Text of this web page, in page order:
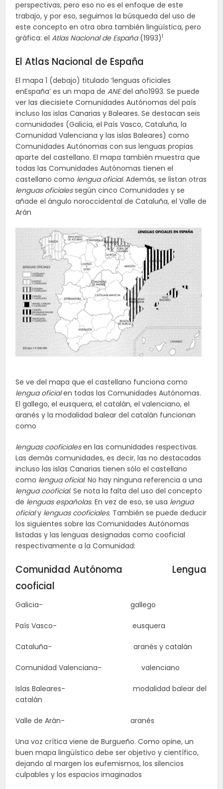
perspectivas, pero eso no es el enfoque de este
trabajo, y por eso, seguimos la búsqueda del uso de
este concepto en otra obra también lingüística, pero
gráfica: elAtlas Nacional de España(1993)1
El Atlas Nacional de España
El mapa 1 (debajo) titulado ‘lenguas oficiales
enEspaña’ es un mapa deANEdel año1993. Se puede
ver las diecisiete Comunidades Autónomas del país
incluso las islas Canarias y Baleares. Se destacan seis
comunidades (Galicia, el País Vasco, Cataluña, la
Comunidad Valenciana y las islas Baleares) como
Comunidades Autónomas con sus lenguas propias
aparte del castellano. El mapa también muestra que
todas las Comunidades Autónomas tienen el
castellano como lengua oficial. Además, se listan otras
lenguas oficialessegún cinco Comunidades y se
añade el ángulo noroccidental de Cataluña, el Valle de
Arán
Se ve del mapa que el castellano funciona como
lengua oficialen todas las Comunidades Autónomas.
El gallego, el eusquera, el catalán, el valenciano, el
aranés y la modalidad balear del catalán funcionan
como
lenguas cooficialesen las comunidades respectivas.
Las demás comunidades, es decir, las no destacadas
incluso las islas Canarias tienen sólo el castellano
como lengua oficial. No hay ninguna referencia a una
lengua cooficial. Se nota la falta del uso del concepto
de lenguas españolas. En vez de eso, se usa lengua
oficialy lenguas cooficiales. También se puede deducir
los siguientes sobre las Comunidades Autónomas
listadas y las lenguas designadas como cooficial
respectivamente a la Comunidad:
Comunidad Autónoma Lengua
cooficial
Galicia- gallego
País Vasco- eusquera
Cataluña- aranés y catalán
Comunidad Valenciana- valenciano
Islas Baleares- modalidad balear del
catalán
Valle de Arán- aranés
Una voz crítica viene de Burgueño. Como opine, un
buen mapa lingüístico debe ser objetivo y científico,
dejando al margen los eufemismos, los silencios
culpables y los espacios imaginados